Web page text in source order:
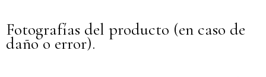
Fotografías del producto (en caso de
daño o error).